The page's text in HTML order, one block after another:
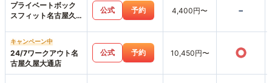
プライベートボック
スフィット名古屋久
公式 予約 4,400円〜 -
キャンペーン中
24/7ワークアウト名
古屋久屋大通店
公式 予約 10,450円〜 ○